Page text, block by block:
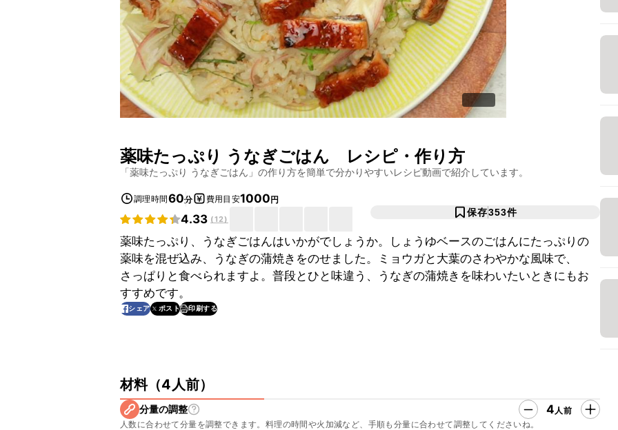
薬味たっぷり うなぎごはん レシピ・作り方
「薬味たっぷり うなぎごはん 」の作り方を簡単で分かりやすいレシピ動画で紹介しています。
調理時間60分 費用目安1000円
4.33 (12)
保存353件
薬味たっぷり、うなぎごはんはいかがでしょうか。しょうゆベースのごはんにたっぷりの
薬味を混ぜ込み、うなぎの蒲焼きをのせました。ミョウガと大葉のさわやかな風味で、
さっぱりと食べられますよ。普段とひと味違う、うなぎの蒲焼きを味わいたいときにもお
すすめです。
シェア ポスト 印刷する
材料（4人前）
分量の調整 4人前
人数に合わせて分量を調整できます。料理の時間や火加減など、手順も分量に合わせて調整してくださいね。